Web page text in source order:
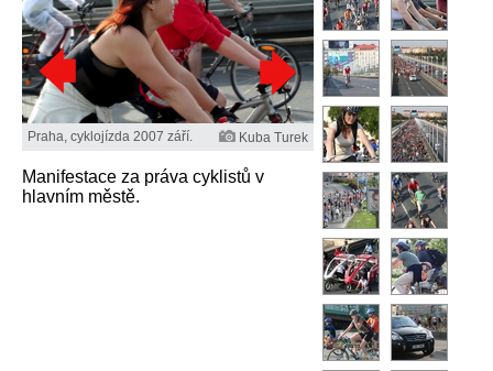
Praha, cyklojízda 2007 září. Kuba Turek
Manifestace za práva cyklistů v
hlavním městě.